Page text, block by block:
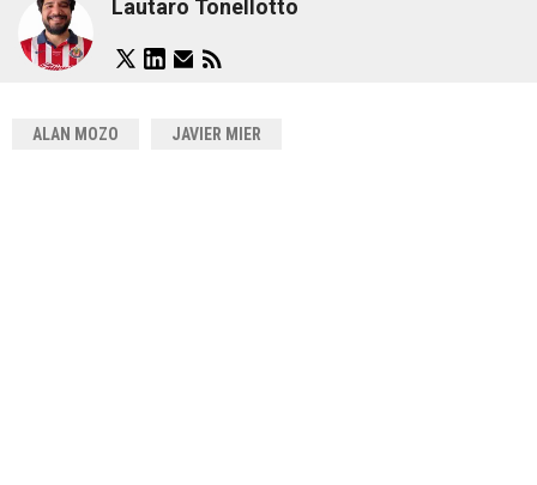
Lautaro Tonellotto
ALAN MOZO JAVIER MIER